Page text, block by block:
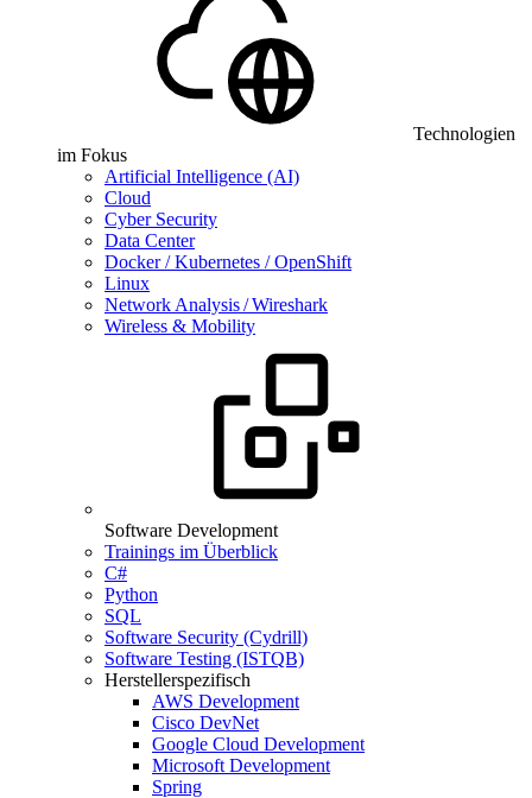
Technologien
im Fokus
Artificial Intelligence (AI)
Cloud
Cyber Security
Data Center
Docker / Kubernetes / OpenShift
Linux
Network Analysis / Wireshark
Wireless & Mobility
Software Development
Trainings im Überblick
C#
Python
SQL
Software Security (Cydrill)
Software Testing (ISTQB)
Herstellerspezifisch
AWS Development
Cisco DevNet
Google Cloud Development
Microsoft Development
Spring